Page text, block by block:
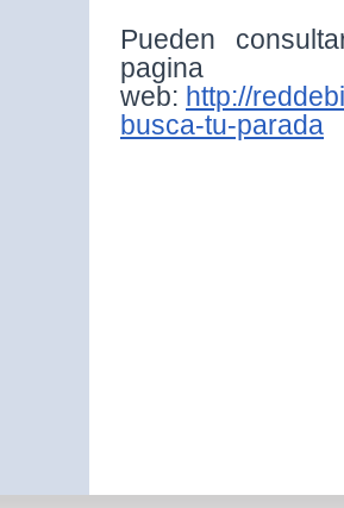
Pueden
pagina
web: http://
busca-tu-parada